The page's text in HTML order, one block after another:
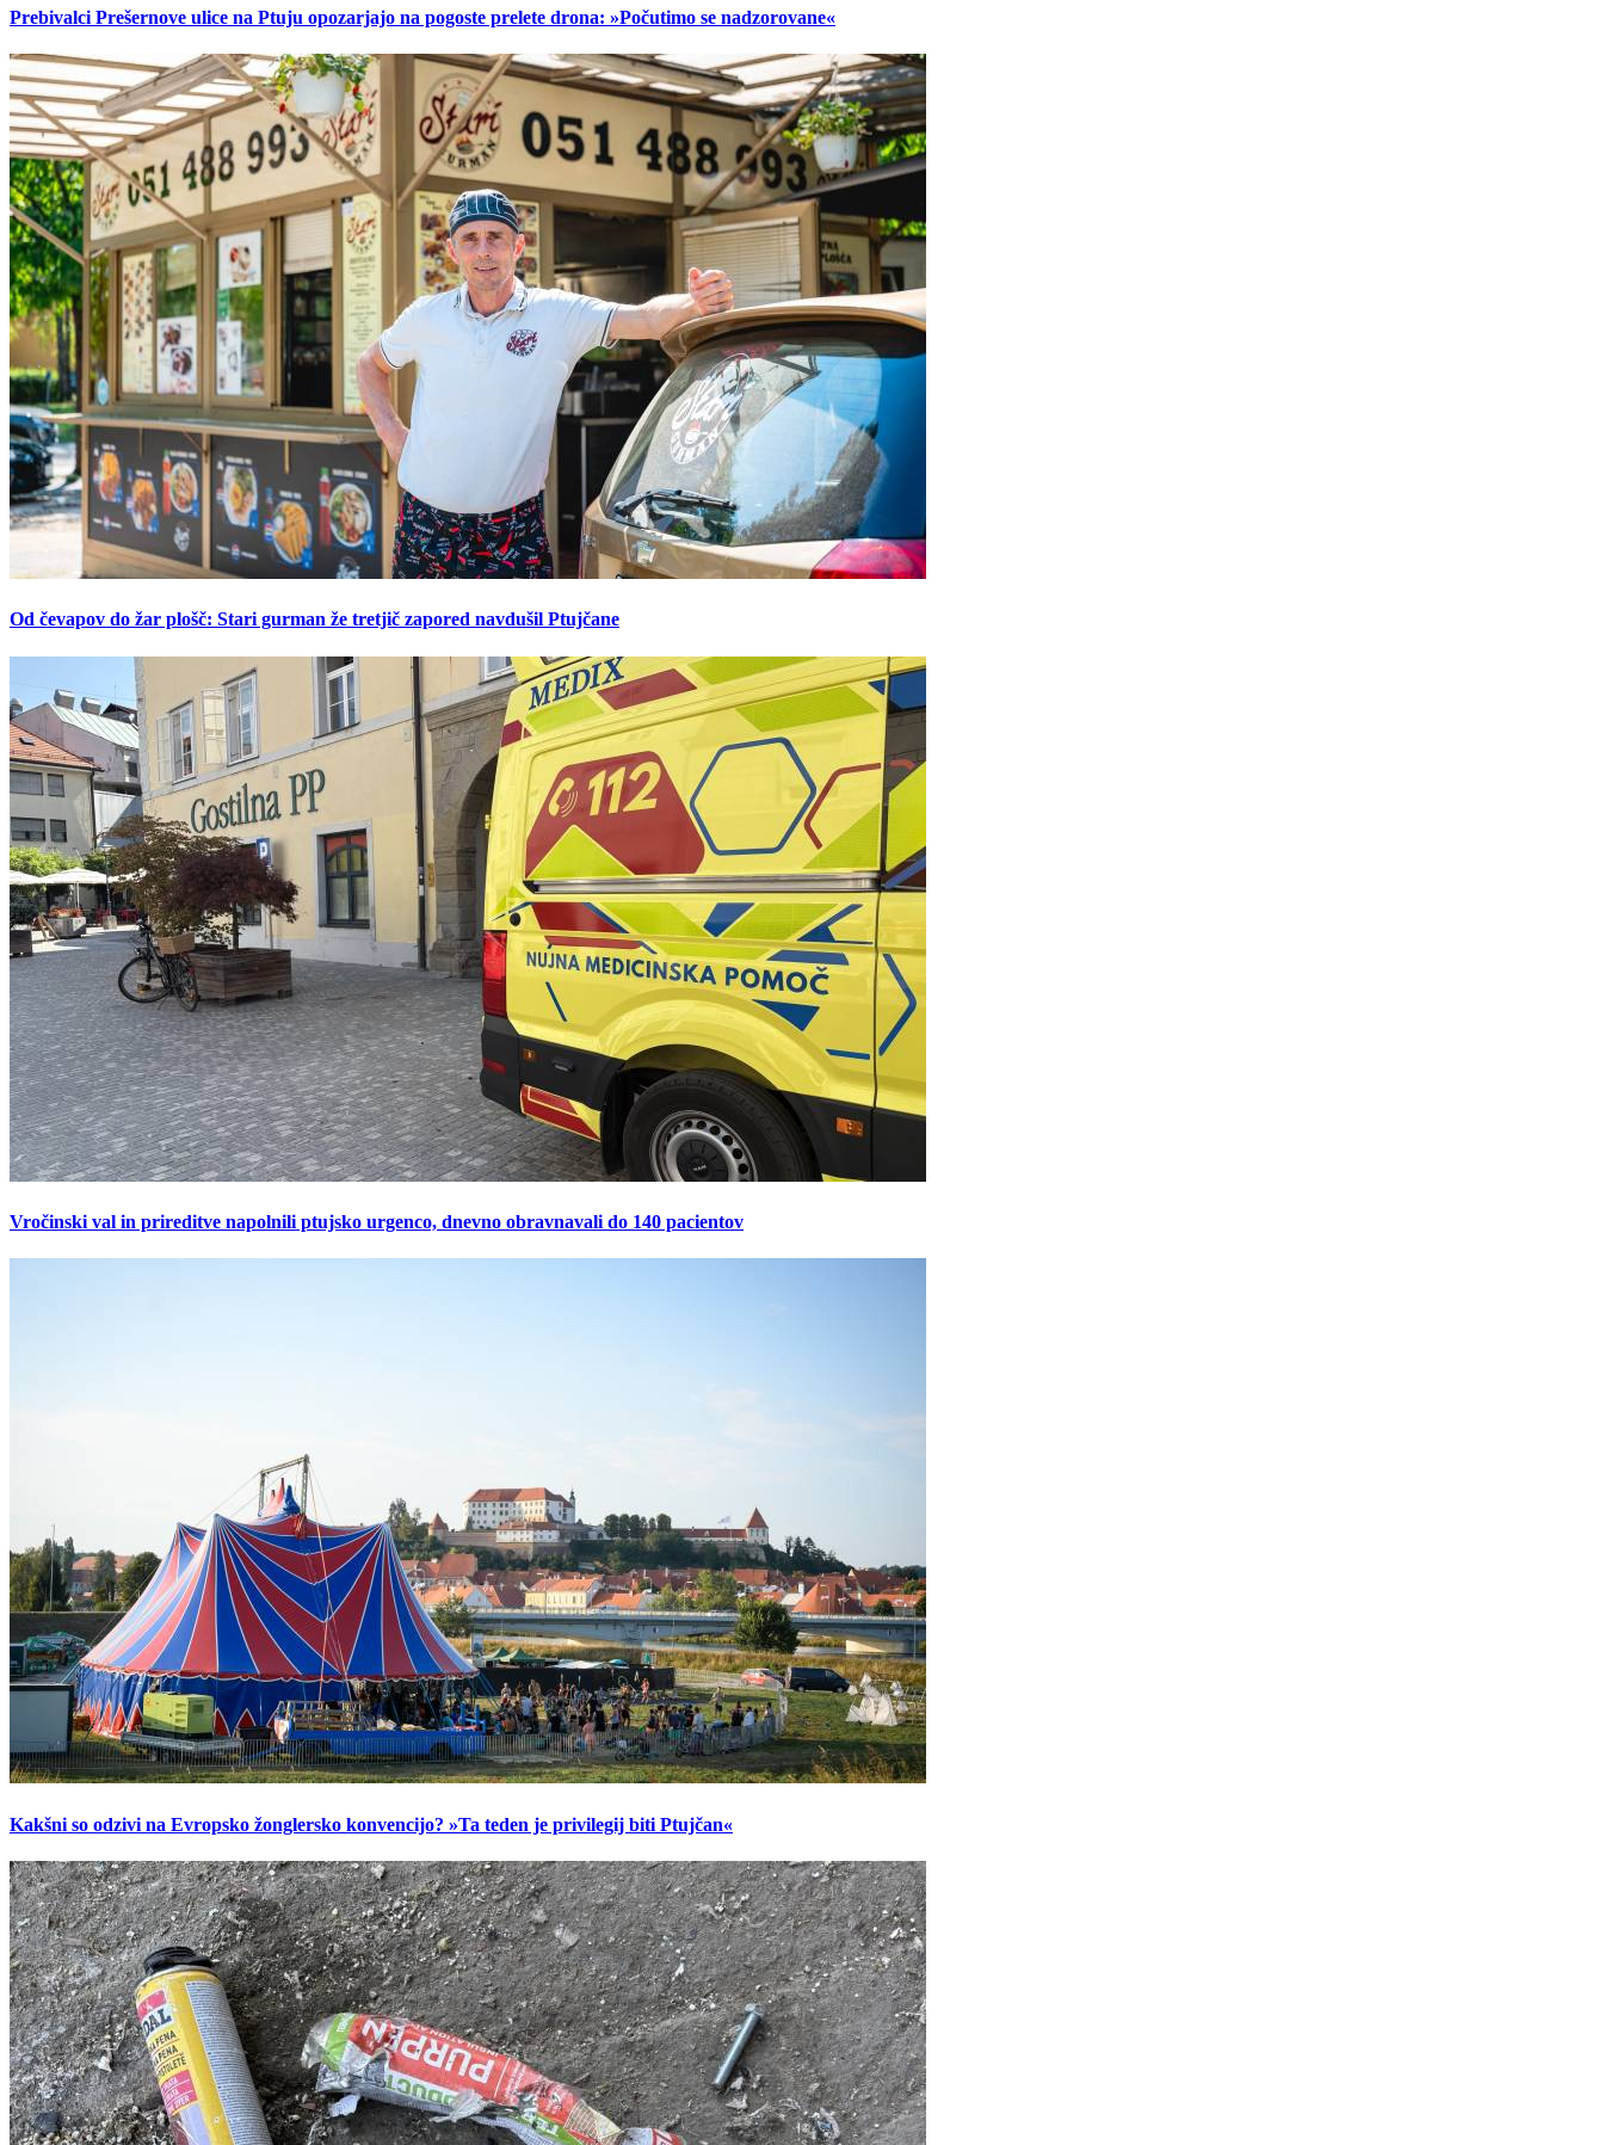
Prebivalci Prešernove ulice na Ptuju opozarjajo na pogoste prelete drona: »Počutimo se nadzorovane«
Od čevapov do žar plošč: Stari gurman že tretjič zapored navdušil Ptujčane
Vročinski val in prireditve napolnili ptujsko urgenco, dnevno obravnavali do 140 pacientov
Kakšni so odzivi na Evropsko žonglersko konvencijo? »Ta teden je privilegij biti Ptujčan«
Prijavi se na cajtng